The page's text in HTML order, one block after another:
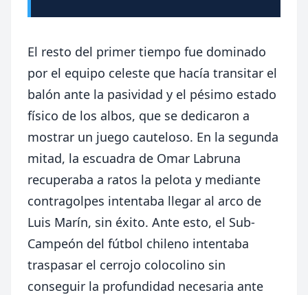
El resto del primer tiempo fue dominado
por el equipo celeste que hacía transitar el
balón ante la pasividad y el pésimo estado
físico de los albos, que se dedicaron a
mostrar un juego cauteloso. En la segunda
mitad, la escuadra de Omar Labruna
recuperaba a ratos la pelota y mediante
contragolpes intentaba llegar al arco de
Luis Marín, sin éxito. Ante esto, el Sub-
Campeón del fútbol chileno intentaba
traspasar el cerrojo colocolino sin
conseguir la profundidad necesaria ante